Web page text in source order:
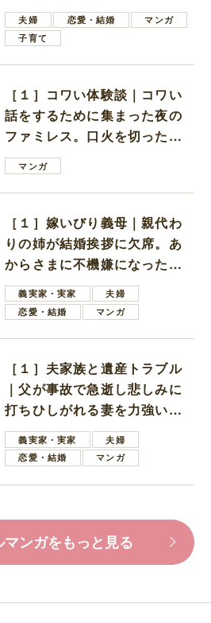
ない男子学生
夫婦 恋愛・結婚
マンガ
子育て
［１］コワい体験談｜コワい
話をするために集まった夜の
ファミレス。口火を切ったの
は電車好きの男の子ママ
マンガ
［１］嫁いびり義母｜親代わ
りの姉が結婚挨拶に欠席。あ
からさまに不機嫌になった義
母義実家・実家
夫婦
恋愛・結婚
マンガ
［１］夫家族と遺産トラブル
｜父が事故で急逝し悲しみに
打ちひしがれる妻を力強い言
葉で励ます夫
義実家・実家
夫婦
恋愛・結婚
マンガ
ンガをもっと見る